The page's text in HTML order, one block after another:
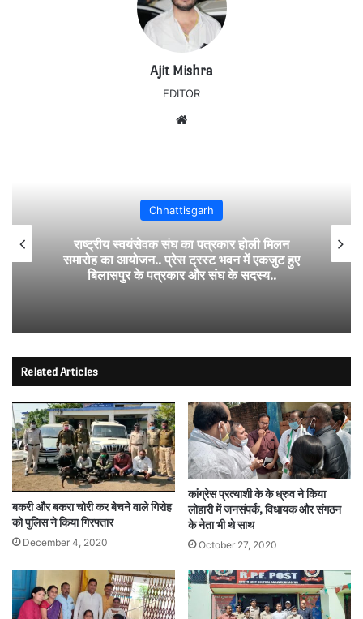
Ajit Mishra
EDITOR
Chhattisgarh
राष्ट्रीय स्वयंसेवक संघ का पत्रकार होली मिलन
समारोह का आयोजन.. प्रेस ट्रस्ट भवन में एकजुट हुए
बिलासपुर के पत्रकार और संघ के सदस्य..
Related Articles
बकरी और बकरा चोरी कर बेचने वाले गिरोह
को पुलिस ने किया गिरफ्तार
December 4, 2020
कांग्रेस प्रत्याशी के के ध्रुव ने किया
लोहारी में जनसंपर्क, विधायक और संगठन
के नेता भी थे साथ
October 27, 2020